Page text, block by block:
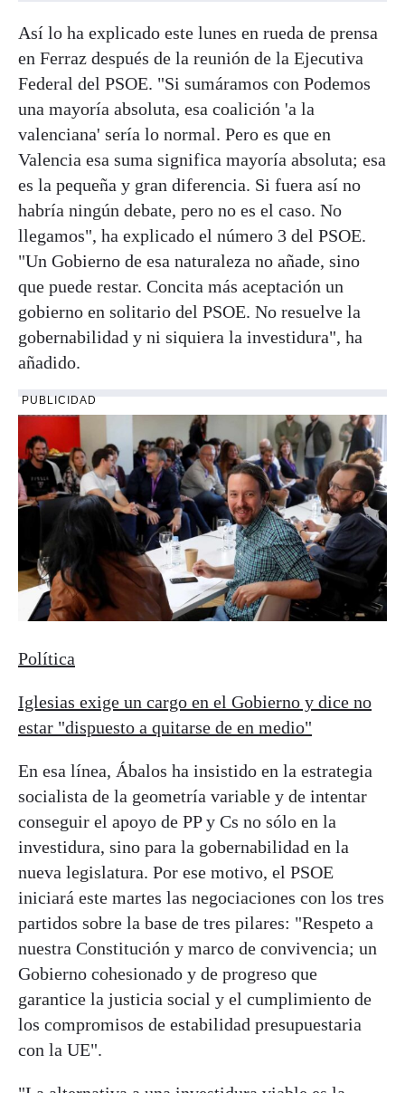
Así lo ha explicado este lunes en rueda de prensa
en Ferraz después de la reunión de la Ejecutiva
Federal del PSOE. "Si sumáramos con Podemos
una mayoría absoluta, esa coalición 'a la
valenciana' sería lo normal. Pero es que en
Valencia esa suma significa mayoría absoluta; esa
es la pequeña y gran diferencia. Si fuera así no
habría ningún debate, pero no es el caso. No
llegamos", ha explicado el número 3 del PSOE.
"Un Gobierno de esa naturaleza no añade, sino
que puede restar. Concita más aceptación un
gobierno en solitario del PSOE. No resuelve la
gobernabilidad y ni siquiera la investidura", ha
añadido.
PUBLICIDAD
Política
Iglesias exige un cargo en el Gobierno y dice no
estar "dispuesto a quitarse de en medio"
En esa línea, Ábalos ha insistido en la estrategia
socialista de la geometría variable y de intentar
conseguir el apoyo de PP y Cs no sólo en la
investidura, sino para la gobernabilidad en la
nueva legislatura. Por ese motivo, el PSOE
iniciará este martes las negociaciones con los tres
partidos sobre la base de tres pilares: "Respeto a
nuestra Constitución y marco de convivencia; un
Gobierno cohesionado y de progreso que
garantice la justicia social y el cumplimiento de
los compromisos de estabilidad presupuestaria
con la UE".